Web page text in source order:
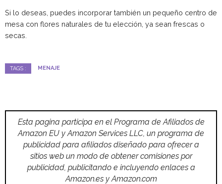
Si lo deseas, puedes incorporar también un pequeño centro de
mesa con flores naturales de tu elección, ya sean frescas o
secas.
TAGS : MENAJE
Esta pagina participa en el Programa de Afiliados de
Amazon EU y Amazon Services LLC, un programa de
publicidad para afiliados diseñado para ofrecer a
sitios web un modo de obtener comisiones por
publicidad, publicitando e incluyendo enlaces a
Amazon.es y Amazon.com